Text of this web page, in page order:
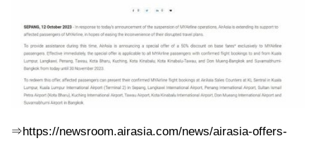
⇒https://newsroom.airasia.com/news/airasia-offers-